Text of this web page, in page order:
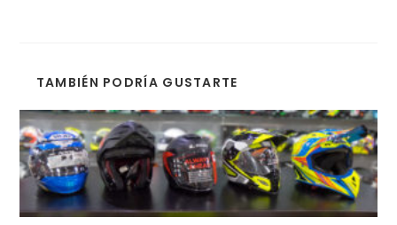
TAMBIÉN PODRÍA GUSTARTE